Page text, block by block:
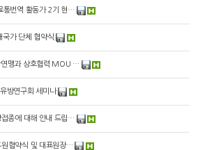
통번역 활동가 2기 현…
국가 단체 협약식
연맹과 상호협력 MOU …
방연구회 세미나
종에 대해 안내 드립…
원협약식 및 대표원장…